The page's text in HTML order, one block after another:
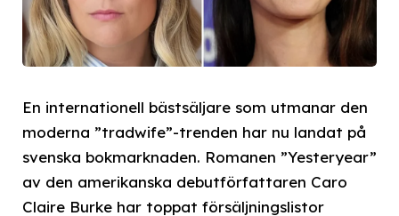
En internationell bästsäljare som utmanar den
moderna ”tradwife”-trenden har nu landat på
svenska bokmarknaden. Romanen ”Yesteryear”
av den amerikanska debutförfattaren Caro
Claire Burke har toppat försäljningslistor